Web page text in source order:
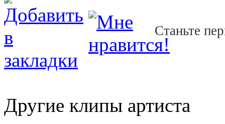
Станьте
Другие клипы артиста